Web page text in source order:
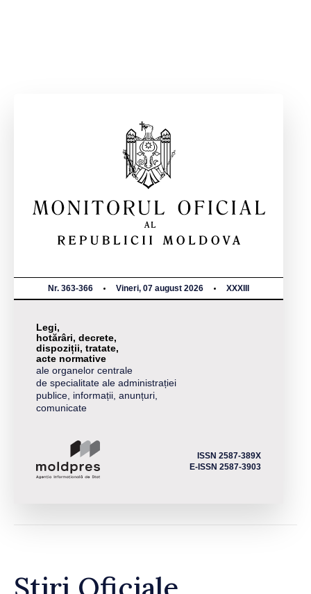
Nr. 363-366 Vineri, 07 august 2026 XXXIII
Legi,
hotărâri, decrete,
dispoziții, tratate,
acte normative
ale organelor centrale
de specialitate ale administrației
publice, informații, anunțuri,
comunicate
ISSN 2587-389X
E-ISSN 2587-3903